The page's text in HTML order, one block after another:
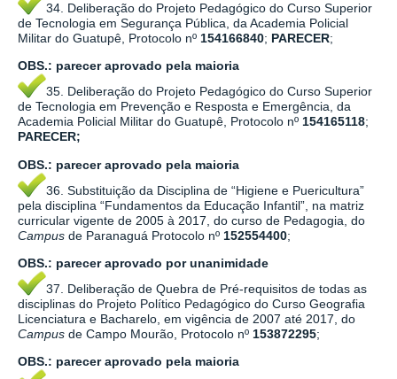
34. Deliberação do Projeto Pedagógico do Curso Superior
de Tecnologia em Segurança Pública, da Academia Policial
Militar do Guatupê, Protocolo nº 154166840; PARECER;
OBS.: parecer aprovado pela maioria
35. Deliberação do Projeto Pedagógico do Curso Superior
de Tecnologia em Prevenção e Resposta e Emergência, da
Academia Policial Militar do Guatupê, Protocolo nº 154165118;
PARECER;
OBS.: parecer aprovado pela maioria
36. Substituição da Disciplina de “Higiene e Puericultura”
pela disciplina “Fundamentos da Educação Infantil”, na matriz
curricular vigente de 2005 à 2017, do curso de Pedagogia, do
Campus de Paranaguá Protocolo nº 152554400;
OBS.: parecer aprovado porunanimidade
37. Deliberação de Quebra de Pré-requisitos de todas as
disciplinas do Projeto Político Pedagógico do Curso Geografia
Licenciatura e Bacharelo, em vigência de 2007 até 2017, do
Campus de Campo Mourão, Protocolo nº 153872295;
OBS.: parecer aprovado pela maioria